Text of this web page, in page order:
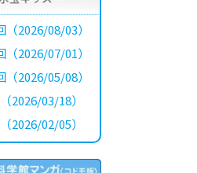
（2026/08/03）
（2026/07/01）
（2026/05/08）
2026/03/18）
2026/02/05）